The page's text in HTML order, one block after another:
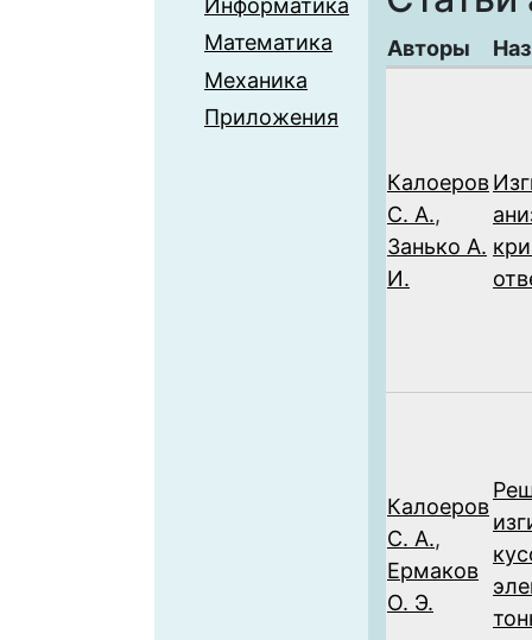
Математика
Механика
Приложения
Авторы
Калоеров
С. А.,
Занько А.
И.
Калоеров
С. А.,
Ермаков
О. Э.